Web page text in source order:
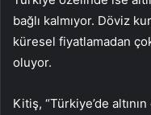
bağlı kalmıyor. Döviz
küresel fiyatlamadan
oluyor.
Kitiş, “Türkiye’de